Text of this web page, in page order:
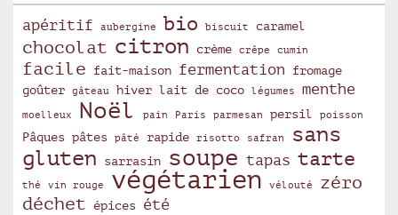
apéritif aubergine bio biscuit caramel
chocolat citron crème crêpe cumin
facile fait-maison fermentation
fromage
goûter
gâteau hiver lait de coco légumes menthe
moelleux Noël pain Paris parmesan persil poisson
Pâques pâtes pâté rapide risotto safran
sans
gluten
sarrasin soupe tapas tarte
thé vin rouge végétarien vélouté
zéro
déchet
épices été